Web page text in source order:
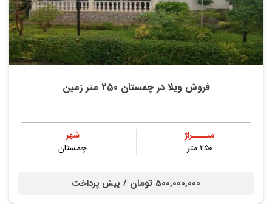
فروش ویلا در چمستان 250 متر زمین
متــــراژ
۲۵۰ متر
شهر
چمستان
500,000,000 تومان / پیش پرداخت